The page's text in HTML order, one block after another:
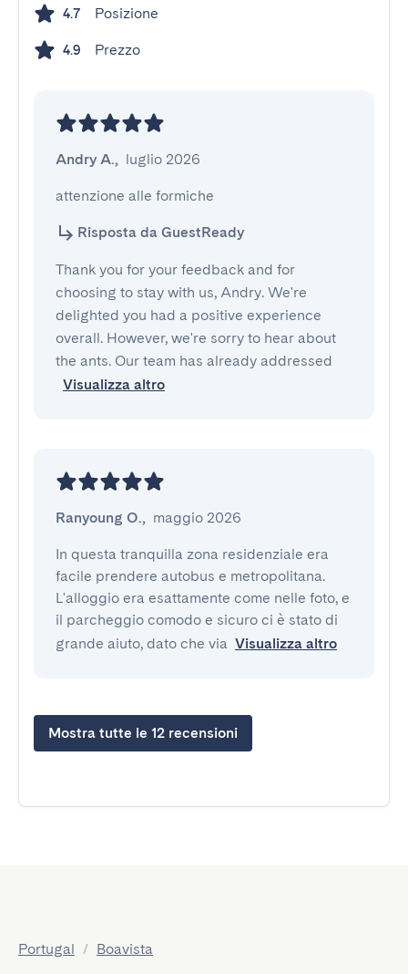
4.7 Posizione
4.9 Prezzo
Andry A., luglio 2026
attenzione alle formiche
Risposta da GuestReady
Thank you for your feedback and for
choosing to stay with us, Andry. We're
delighted you had a positive experience
overall. However, we're sorry to hear about
the ants. Our team has already addressed
Visualizza altro
Ranyoung O., maggio 2026
In questa tranquilla zona residenziale era
facile prendere autobus e metropolitana.
L'alloggio era esattamente come nelle foto, e
il parcheggio comodo e sicuro ci è stato di
grande aiuto, dato che via Visualizza altro
Mostra tutte le 12 recensioni
Portugal / Boavista